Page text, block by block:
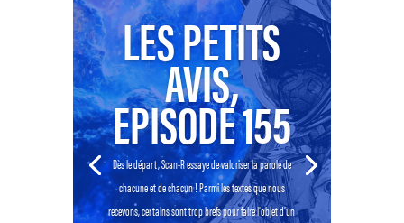
LES PETITS
AVIS,
EPISODE 155
Dès le départ, Scan-R essaye de valoriser la parole de
chacune et de chacun ! Parmi les textes que nous
recevons, certains sont trop brefs pour faire l’objet d’un